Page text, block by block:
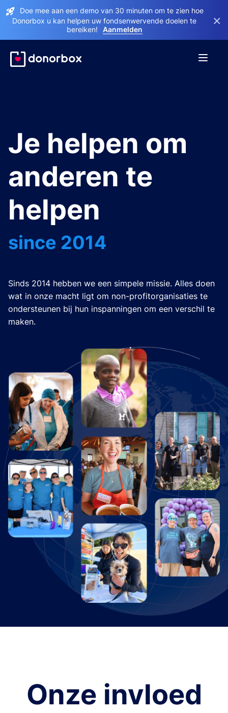
Doe mee aan een demo van 30 minuten om te zien hoe
Donorbox u kan helpen uw fondsenwervende doelen te
bereiken!
Aanmelden
×
Je helpen om
anderen te
helpen
since 2014
Sinds 2014 hebben we een simpele missie. Alles doen
wat in onze macht ligt om non-profitorganisaties te
ondersteunen bij hun inspanningen om een verschil te
maken.
Onze invloed